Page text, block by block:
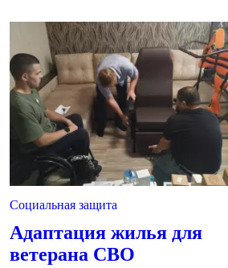
Социальная защита
Адаптация жилья для
ветерана СВО